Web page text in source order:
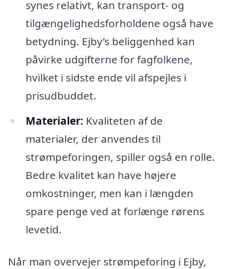
synes relativt, kan transport- og
tilgængelighedsforholdene også have
betydning. Ejby’s beliggenhed kan
påvirke udgifterne for fagfolkene,
hvilket i sidste ende vil afspejles i
prisudbuddet.
Materialer: Kvaliteten af de
materialer, der anvendes til
strømpeforingen, spiller også en rolle.
Bedre kvalitet kan have højere
omkostninger, men kan i længden
spare penge ved at forlænge rørens
levetid.
Når man overvejer strømpeforing i Ejby,